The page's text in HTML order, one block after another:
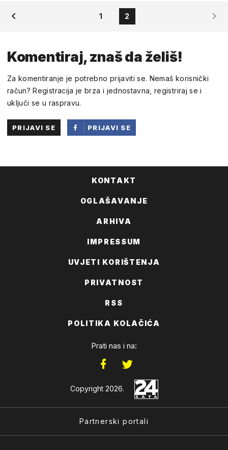
1 2
Komentiraj, znaš da želiš!
Za komentiranje je potrebno prijaviti se. Nemaš korisnički
račun? Registracija je brza i jednostavna, registriraj se i
uključi se u raspravu.
PRIJAVI SE
PRIJAVI SE
KONTAKT
OGLAŠAVANJE
ARHIVA
IMPRESSUM
UVJETI KORIŠTENJA
PRIVATNOST
RSS
POLITIKA KOLAČIĆA
Prati nas i na:
Copyright 2026.
Partnerski portali